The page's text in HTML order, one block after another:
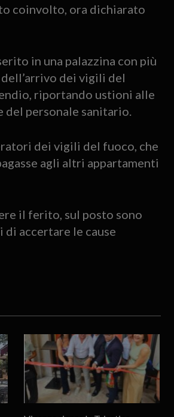
coinvolto, ora dichiarato
in una palazzina con più
dei vigili del
riportando ustioni alle
del personale sanitario.
dei vigili del fuoco, che
agli altri appartamenti
il ferito, sul posto sono
accertare le cause